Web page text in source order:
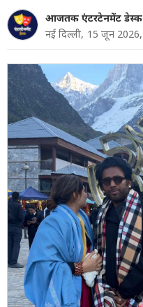
आजतक एंटरटेनमेंट डेस्क
नई दिल्ली, 15 जून 2026,